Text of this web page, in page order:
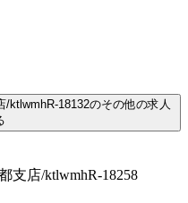
ktlwmhR-18132のその他の求人
支店/ktlwmhR-18258